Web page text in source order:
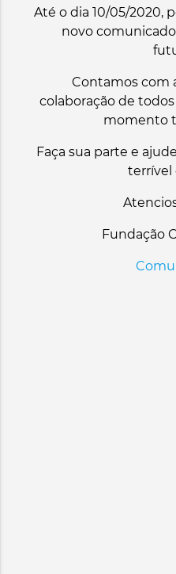
Até o dia 10/05/2020,
novo
Contamos com
colaboração de
momento
Faça sua parte e
terrível
Fundação